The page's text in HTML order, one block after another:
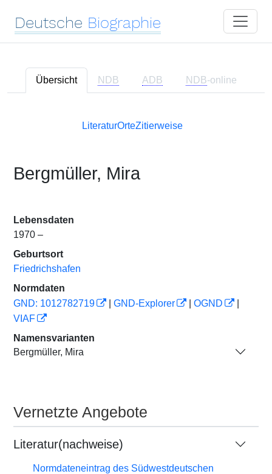
Deutsche Biographie
Übersicht NDB ADB NDB-online
LiteraturOrteZitierweise
Bergmüller, Mira
Lebensdaten
1970 –
Geburtsort
Friedrichshafen
Normdaten
GND: 1012782719
GND-Explorer OGND
VIAF
Namensvarianten
Bergmüller, Mira
Vernetzte Angebote
Literatur(nachweise)
Normdateneintrag des Südwestdeutschen